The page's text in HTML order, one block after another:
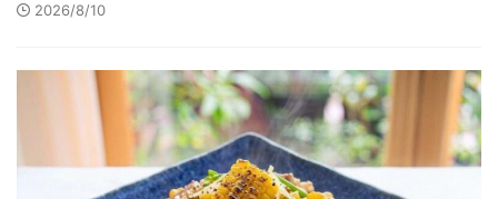
2026/8/10